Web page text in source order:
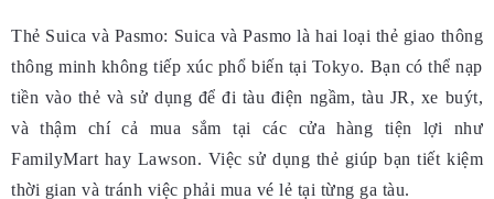
Thẻ Suica và Pasmo: Suica và Pasmo là hai loại thẻ giao thông
thông minh không tiếp xúc phổ biến tại Tokyo. Bạn có thể nạp
tiền vào thẻ và sử dụng để đi tàu điện ngầm, tàu JR, xe buýt,
và thậm chí cả mua sắm tại các cửa hàng tiện lợi như
FamilyMart hay Lawson. Việc sử dụng thẻ giúp bạn tiết kiệm
thời gian và tránh việc phải mua vé lẻ tại từng ga tàu.